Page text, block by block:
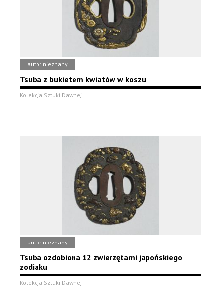
autor nieznany
Tsuba z bukietem kwiatów w koszu
Kolekcja Sztuki Dawnej
autor nieznany
Tsuba ozdobiona 12 zwierzętami japońskiego
zodiaku
Kolekcja Sztuki Dawnej